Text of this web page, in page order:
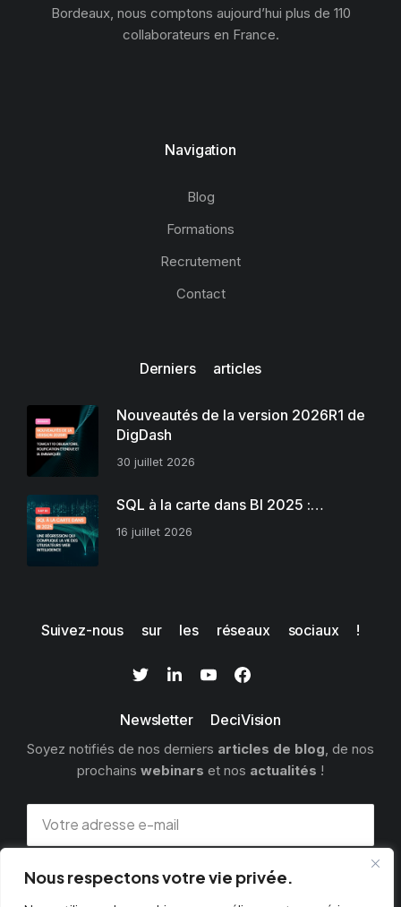
Nous respectons votre vie privée.
Bordeaux, nous comptons aujourd’hui plus de 110
collaborateurs en France.
Navigation
Blog
Formations
Recrutement
Contact
Derniers articles
Nouveautés de la version 2026R1 de
DigDash
30 juillet 2026
SQL à la carte dans BI 2025 :…
16 juillet 2026
Suivez-nous sur les réseaux sociaux !
Newsletter DeciVision
Soyez notifiés de nos derniers articles de blog , de nos
prochains webinars et nos actualités !
S'INSCRIRE